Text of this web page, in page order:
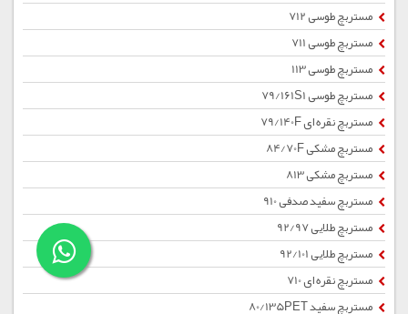
مستربچ طوسی 712
مستربچ طوسی 711
مستربچ طوسی 113
مستربچ طوسی 79/161S1
مستربچ نقره ای 79/140F
مستربچ مشکی 84/70F
مستربچ مشکی 813
مستربچ سفید صدفی 910
مستربچ طلایی 92/97
مستربچ طلایی 92/101
مستربچ نقره ای 710
مستربچ سفید 80/135PET